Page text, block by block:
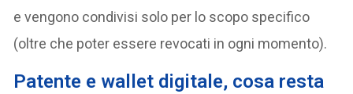
e vengono condivisi solo per lo scopo specifico
(oltre che poter essere revocati in ogni momento).
Patente e wallet digitale, cosa resta